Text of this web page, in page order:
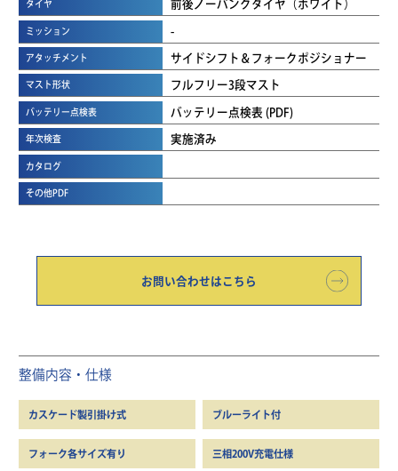
タイヤ 前後ノーパンクタイヤ（ホワイト）
ミッション -
アタッチメント サイドシフト＆フォークポジショナー
マスト形状 フルフリー3段マスト
バッテリー点検表 バッテリー点検表 (PDF)
年次検査 実施済み
カタログ
その他PDF
お問い合わせはこちら
整備内容・仕様
カスケード製引掛け式 ブルーライト付
フォーク各サイズ有り 三相200V充電仕様